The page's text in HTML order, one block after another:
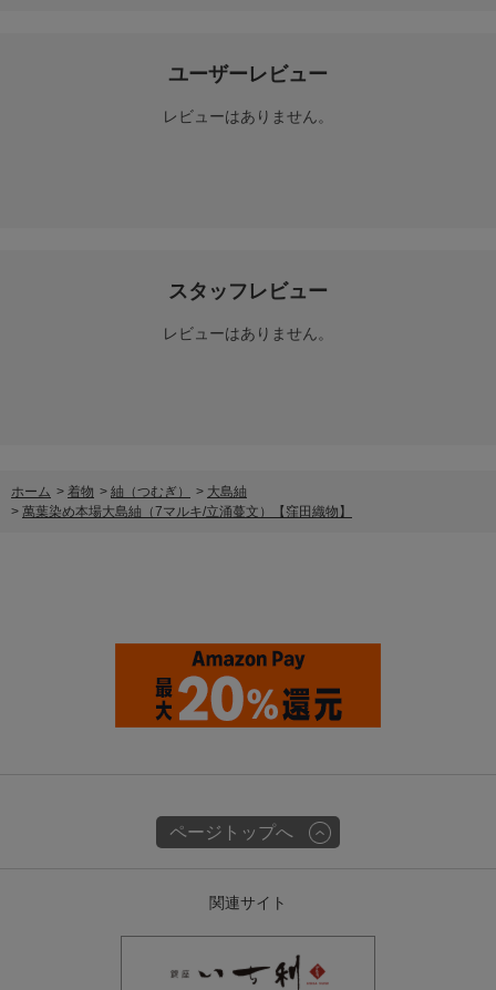
ユーザーレビュー
レビューはありません。
スタッフレビュー
レビューはありません。
ホーム > 着物 > 紬（つむぎ） > 大島紬
> 萬葉染め本場大島紬（7マルキ/立涌蔓文）【窪田織物】
ページトップへ
関連サイト